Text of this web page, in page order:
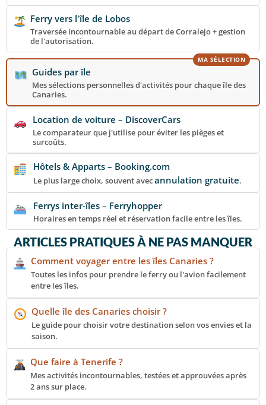
Ferry vers l'île de Lobos
Traversée incontournable au départ de Corralejo + gestion
de l'autorisation.
MA SÉLECTION
Guides par île
Mes sélections personnelles d'activités pour chaque île des
Canaries.
Location de voiture – DiscoverCars
Le comparateur que j'utilise pour éviter les pièges et
surcoûts.
Hôtels & Apparts – Booking.com
Le plus large choix, souvent avecannulation gratuite.
Ferrys inter-îles – Ferryhopper
Horaires en temps réel et réservation facile entre les îles.
ARTICLES PRATIQUES À NE PAS MANQUER
Comment voyager entre les îles Canaries ?
Toutes les infos pour prendre le ferry ou l'avion facilement
entre les îles.
Quelle île des Canaries choisir ?
Le guide pour choisir votre destination selon vos envies et la
saison.
Que faire à Tenerife ?
Mes activités incontournables, testées et approuvées après
2 ans sur place.